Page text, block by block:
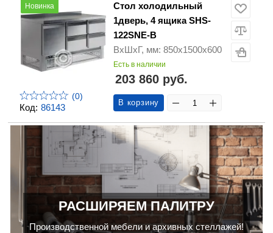
Код: 86143
Новинка
(0)
Стол холодильный
1дверь, 4 ящика SHS-
122SNE-B
ВхШхГ, мм: 850х1500х600
Есть в наличии
203 860 руб.
В корзину
РАСШИРЯЕМ ПАЛИТРУ
Производственной мебели и архивных стеллажей!